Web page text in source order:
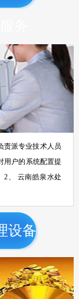
派专业技术人员
用户的系统配置提
2、 云南皓泉水处
设备